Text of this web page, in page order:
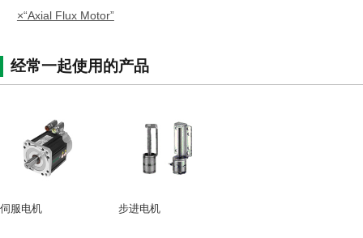
×“Axial Flux Motor”
经常一起使用的产品
伺服电机 步进电机